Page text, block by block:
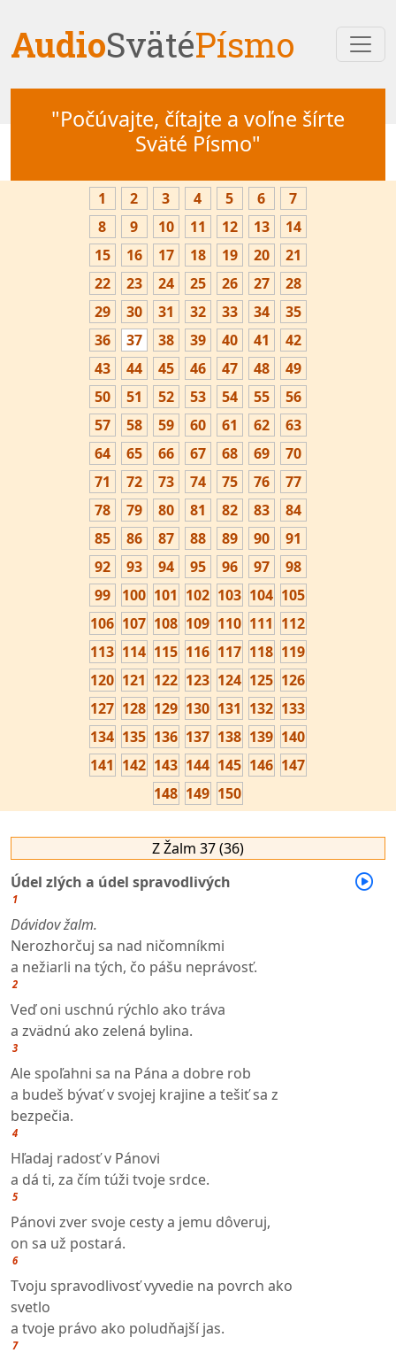
AudioSvätéPísmo
"Počúvajte, čítajte a voľne šírte
Sväté Písmo"
1 2 3 4 5 6
7
8
9 10 11 12 13
14
15
16 17 18 19 20
21
22
23 24 25 26 27
28
29
30 31 32 33 34
35
36
37 38 39 40 41
42
43
44 45 46 47 48
49
50
51 52 53 54 55
56
57
58 59 60 61 62
63
64
65 66 67 68 69
70
71
72 73 74 75 76
77
78
79 80 81 82 83
84
85
86 87 88 89 90
91
92
93 94 95 96 97
98
99
100 101 102 103 104 105
106 107 108 109 110 111 112
113 114 115 116 117 118 119
120 121 122 123 124 125 126
127 128 129 130 131 132 133
134 135 136 137 138 139 140
141 142 143 144 145 146 147
148 149 150
Z Žalm 37 (36)
Údel zlých a údel spravodlivých
1
Dávidov žalm.
Nerozhorčuj sa nad ničomníkmi
a nežiarli na tých, čo pášu neprávosť.
2
Veď oni uschnú rýchlo ako tráva
a zvädnú ako zelená bylina.
3
Ale spoľahni sa na Pána a dobre rob
a budeš bývať v svojej krajine a tešiť sa z
bezpečia.
4
Hľadaj radosť v Pánovi
a dá ti, za čím túži tvoje srdce.
5
Pánovi zver svoje cesty a jemu dôveruj,
on sa už postará.
6
Tvoju spravodlivosť vyvedie na povrch ako
svetlo
a tvoje právo ako poludňajší jas.
7